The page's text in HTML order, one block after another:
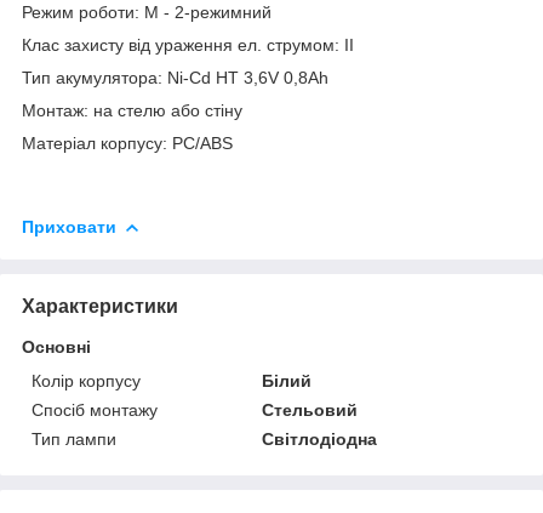
Режим роботи: М - 2-режимний
Клас захисту від ураження ел. струмом: II
Тип акумулятора: Ni-Cd HT 3,6V 0,8Ah
Монтаж: на стелю або стіну
Матеріал корпусу: PC/ABS
Приховати
Характеристики
Основні
Колір корпусу
Білий
Спосіб монтажу
Стельовий
Тип лампи
Світлодіодна